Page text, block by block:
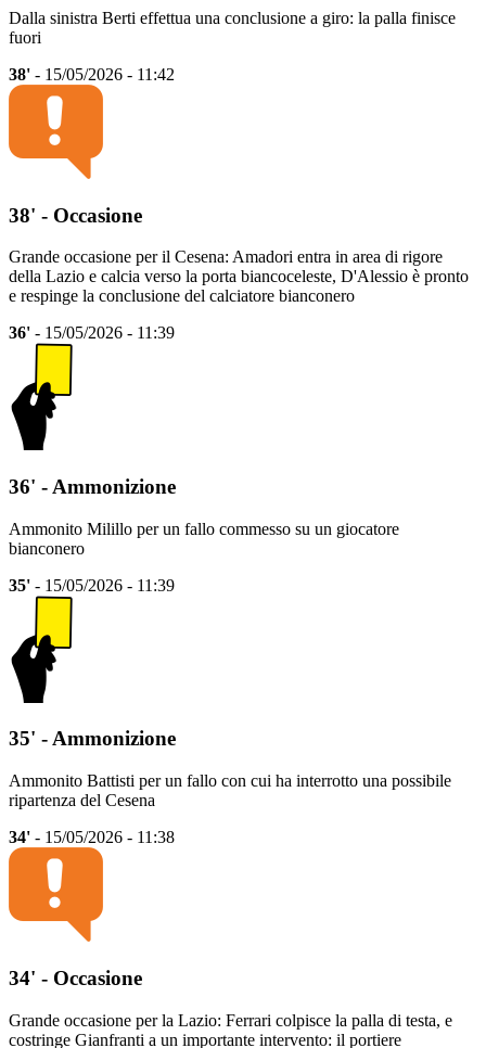
Dalla sinistra Berti effettua una conclusione a giro: la palla finisce
fuori
38' - 15/05/2026 - 11:42
38' - Occasione
Grande occasione per il Cesena: Amadori entra in area di rigore
della Lazio e calcia verso la porta biancoceleste, D'Alessio è pronto
e respinge la conclusione del calciatore bianconero
36' - 15/05/2026 - 11:39
36' - Ammonizione
Ammonito Milillo per un fallo commesso su un giocatore
bianconero
35' - 15/05/2026 - 11:39
35' - Ammonizione
Ammonito Battisti per un fallo con cui ha interrotto una possibile
ripartenza del Cesena
34' - 15/05/2026 - 11:38
34' - Occasione
Grande occasione per la Lazio: Ferrari colpisce la palla di testa, e
costringe Gianfranti a un importante intervento: il portiere